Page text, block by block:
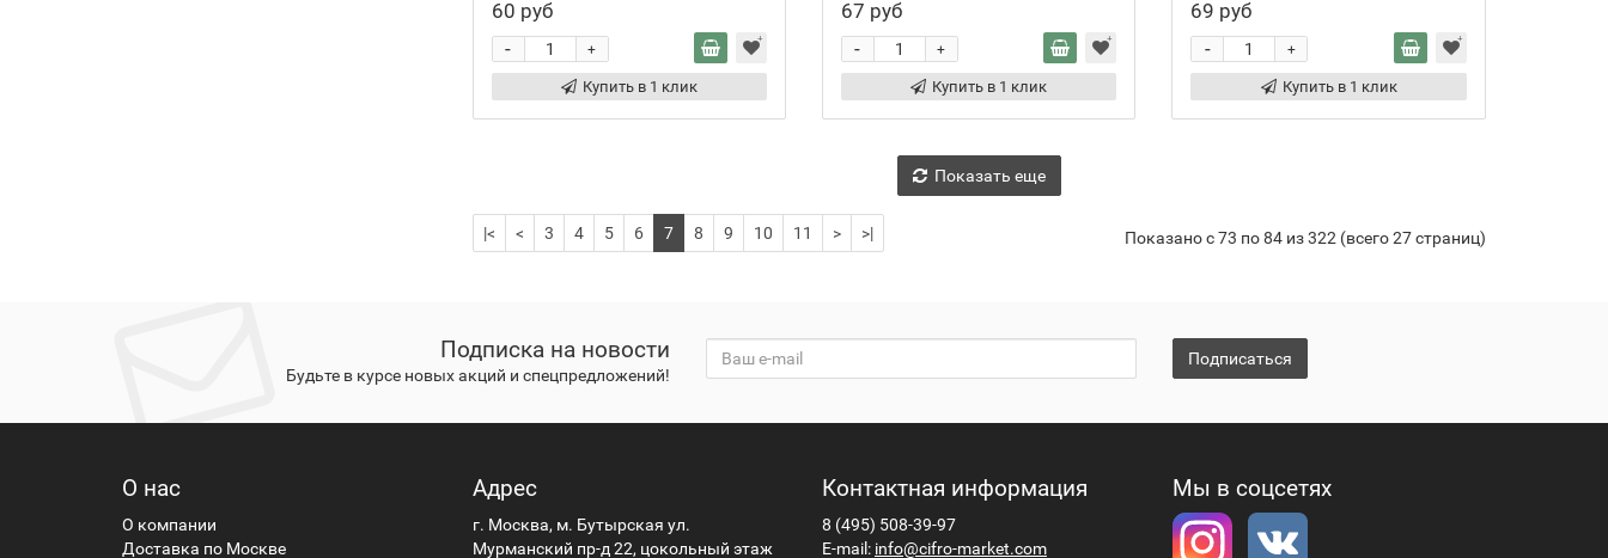
D371
60 руб
+
-
Купить в 1 клик
67 руб
+
-
Купить в 1 клик
69 руб
+
-
Купить в 1 клик
Показать еще
|< < 3 4 5 6 7 8 9 10 11 > >| Показано с 73 по 84 из 322 (всего 27 страниц)
Подписка на новости
Будьте в курсе новых акций и спецпредложений!
Подписаться
О нас
О компании
Доставка по Москве
Адрес
г. Москва, м. Бутырская ул.
Мурманский пр-д 22, цокольный этаж
Контактная информация
8 (495) 508-39-97
E-mail: info@cifro-market.com
Мы в соцсетях